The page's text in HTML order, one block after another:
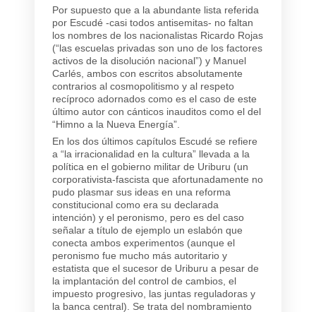
Por supuesto que a la abundante lista referida
por Escudé -casi todos antisemitas- no faltan
los nombres de los nacionalistas Ricardo Rojas
(“las escuelas privadas son uno de los factores
activos de la disolución nacional”) y Manuel
Carlés, ambos con escritos absolutamente
contrarios al cosmopolitismo y al respeto
recíproco adornados como es el caso de este
último autor con cánticos inauditos como el del
“Himno a la Nueva Energía”.
En los dos últimos capítulos Escudé se refiere
a “la irracionalidad en la cultura” llevada a la
política en el gobierno militar de Uriburu (un
corporativista-fascista que afortunadamente no
pudo plasmar sus ideas en una reforma
constitucional como era su declarada
intención) y el peronismo, pero es del caso
señalar a título de ejemplo un eslabón que
conecta ambos experimentos (aunque el
peronismo fue mucho más autoritario y
estatista que el sucesor de Uriburu a pesar de
la implantación del control de cambios, el
impuesto progresivo, las juntas reguladoras y
la banca central). Se trata del nombramiento